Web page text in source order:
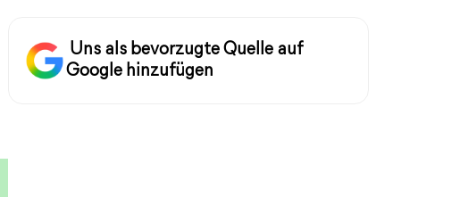
Uns als bevorzugte Quelle auf
Google hinzufügen